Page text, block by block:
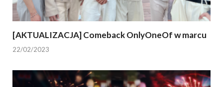
[AKTUALIZACJA] Comeback OnlyOneOf w marcu
22/02/2023